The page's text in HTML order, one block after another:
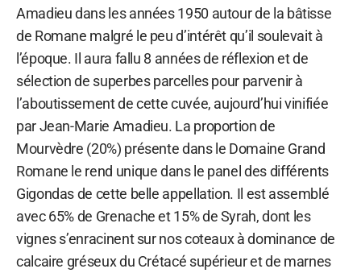
Amadieu dans les années 1950 autour de la bâtisse
de Romane malgré le peu d’intérêt qu’il soulevait à
l’époque. Il aura fallu 8 années de réflexion et de
sélection de superbes parcelles pour parvenir à
l’aboutissement de cette cuvée, aujourd’hui vinifiée
par Jean-Marie Amadieu. La proportion de
Mourvèdre (20%) présente dans le Domaine Grand
Romane le rend unique dans le panel des différents
Gigondas de cette belle appellation. Il est assemblé
avec 65% de Grenache et 15% de Syrah, dont les
vignes s’enracinent sur nos coteaux à dominance de
calcaire gréseux du Crétacé supérieur et de marnes